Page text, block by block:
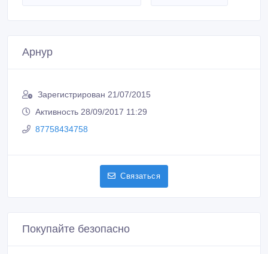
Арнур
Зарегистрирован 21/07/2015
Активность 28/09/2017 11:29
87758434758
Связаться
Покупайте безопасно